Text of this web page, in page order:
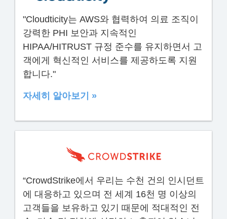
"Cloudticity는 AWS와 협력하여 의료 조직이
강력한 PHI 보안과 지속적인
HIPAA/HITRUST 규정 준수를 유지하면서 고
객에게 혁신적인 서비스를 제공하도록 지원
합니다."
자세히 알아보기 »
“CrowdStrike에서 우리는 수천 건의 인시던트
에 대응하고 있으며 전 세계 16천 명 이상의
고객들을 보유하고 있기 때문에 적대적인 전